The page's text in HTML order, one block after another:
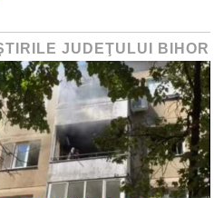
JUDEŢULUI BIHOR